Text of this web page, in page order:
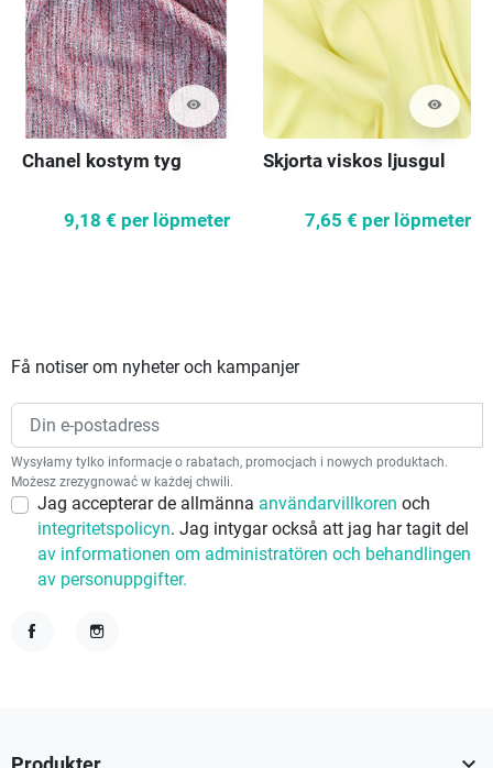
visibility
Chanel kostym tyg
9,18 € per löpmeter
visibility
Skjorta viskos ljusgul
7,65 € per löpmeter
Få notiser om nyheter och kampanjer
Wysyłamy tylko informacje o rabatach, promocjach i nowych produktach.
Możesz zrezygnować w każdej chwili.
Jag accepterar de allmänna användarvillkoren och
integritetspolicyn. Jag intygar också att jag har tagit del
av informationen om administratören och behandlingen
av personuppgifter.